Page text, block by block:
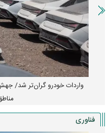
واردات خودرو گران‌تر شد/
فناوری